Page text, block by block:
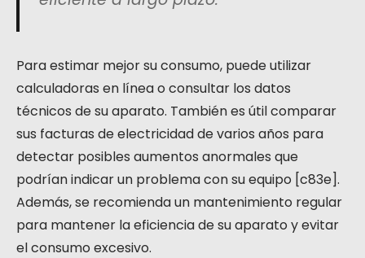
Para estimar mejor su consumo, puede utilizar
calculadoras en línea o consultar los datos
técnicos de su aparato. También es útil comparar
sus facturas de electricidad de varios años para
detectar posibles aumentos anormales que
podrían indicar un problema con su equipo [c83e].
Además, se recomienda un mantenimiento regular
para mantener la eficiencia de su aparato y evitar
el consumo excesivo.